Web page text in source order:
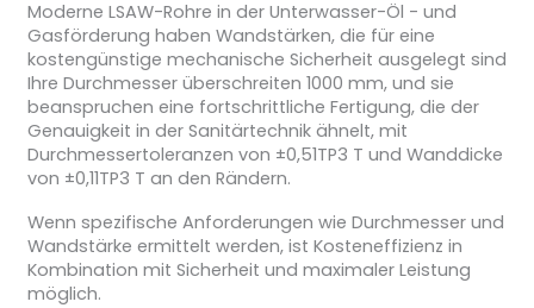
Moderne LSAW-Rohre in der Unterwasser-Öl - und
Gasförderung haben Wandstärken, die für eine
kostengünstige mechanische Sicherheit ausgelegt sind
Ihre Durchmesser überschreiten 1000 mm, und sie
beanspruchen eine fortschrittliche Fertigung, die der
Genauigkeit in der Sanitärtechnik ähnelt, mit
Durchmessertoleranzen von ±0,51TP3 T und Wanddicke
von ±0,11TP3 T an den Rändern.
Wenn spezifische Anforderungen wie Durchmesser und
Wandstärke ermittelt werden, ist Kosteneffizienz in
Kombination mit Sicherheit und maximaler Leistung
möglich.